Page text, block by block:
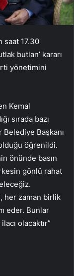
saat 17.30
butlan’ kararı
yönetimini
Kemal
sırada bazı
Başkanı
olduğu öğrenildi.
önünde basın
gönlü rahat
her zaman birlik
eder. Bunlar
olacaktır”